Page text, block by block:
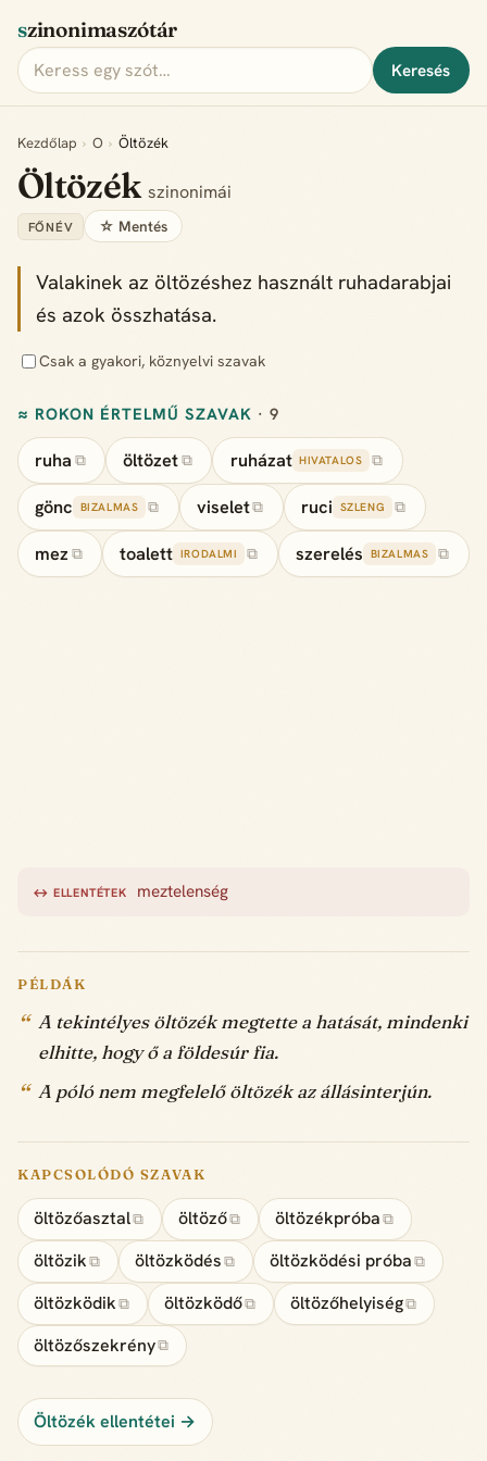
szinonimaszótár
Keresés
Kezdőlap › O › Öltözék
Öltözék szinonimái
FŐNÉV ☆ Mentés
Valakinek az öltözéshez használt ruhadarabjai
és azok összhatása.
Csak a gyakori, köznyelvi szavak
≈ ROKON ÉRTELMŰ SZAVAK · 9
ruha ⧉ öltözet ⧉ ruházat HIVATALOS ⧉
gönc BIZALMAS ⧉ viselet⧉ ruci SZLENG ⧉
mez ⧉ toalett IRODALMI ⧉ szerelés BIZALMAS ⧉
↔ ELLENTÉTEK meztelenség
PÉLDÁK
A tekintélyes öltözék megtette a hatását, mindenki
elhitte, hogy ő a földesúr fia.
A póló nem megfelelő öltözék az állásinterjún.
KAPCSOLÓDÓ SZAVAK
öltözőasztal⧉ öltöző⧉ öltözékpróba ⧉
öltözik ⧉ öltözködés ⧉ öltözködési próba ⧉
öltözködik ⧉ öltözködő⧉ öltözőhelyiség⧉
öltözőszekrény⧉
Öltözék ellentétei →